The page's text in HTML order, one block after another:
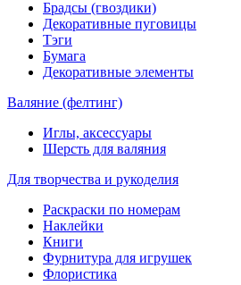
Брадсы (гвоздики)
Декоративные пуговицы
Тэги
Бумага
Декоративные элементы
Валяние (фелтинг)
Иглы, аксессуары
Шерсть для валяния
Для творчества и рукоделия
Раскраски по номерам
Наклейки
Книги
Фурнитура для игрушек
Флористика